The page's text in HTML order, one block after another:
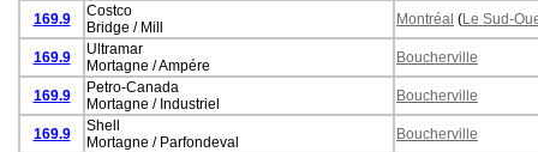
169.9
Costco
Bridge / Mill
Montréal (Le Sud-
169.9
Ultramar
Mortagne / Ampére
Boucherville
169.9
Petro-Canada
Mortagne / Industriel
Boucherville
169.9
Shell
Mortagne / Parfondeval
Boucherville